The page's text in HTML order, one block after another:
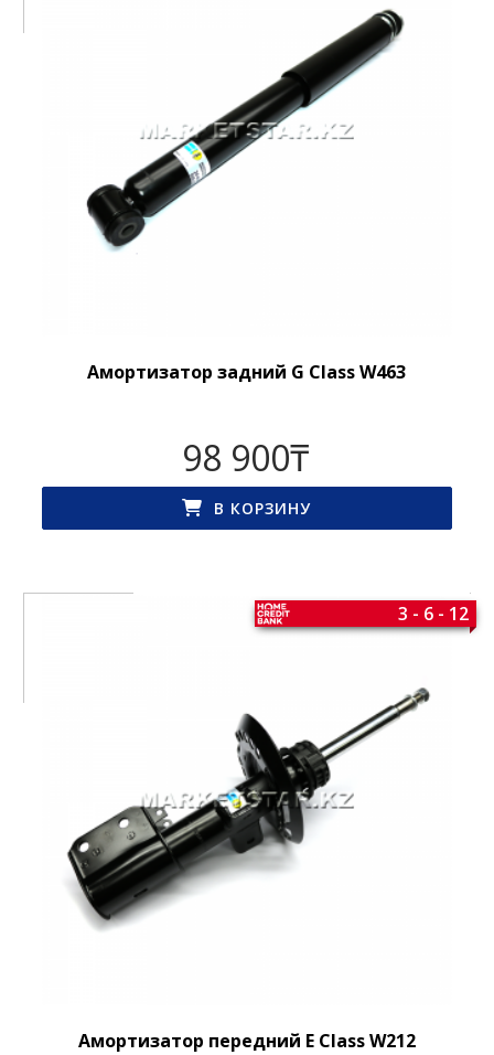
Амортизатор задний G Class W463
98 900₸
В КОРЗИНУ
Амортизатор передний E Class W212
3 - 6 - 12